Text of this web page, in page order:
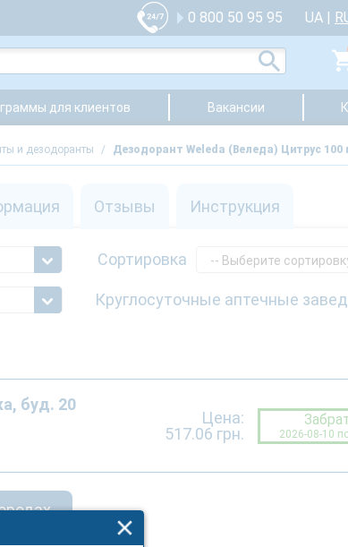
0 800 50 95 95 UA |
для клиентов Вакансии
и дезодоранты / Дезодорант Weleda (Веледа) Цитрус 100
Отзывы Инструкция
Сортировка -- Выберите
Круглосуточные аптечные
буд. 20
Цена:
517.06 грн. 2026-08-10